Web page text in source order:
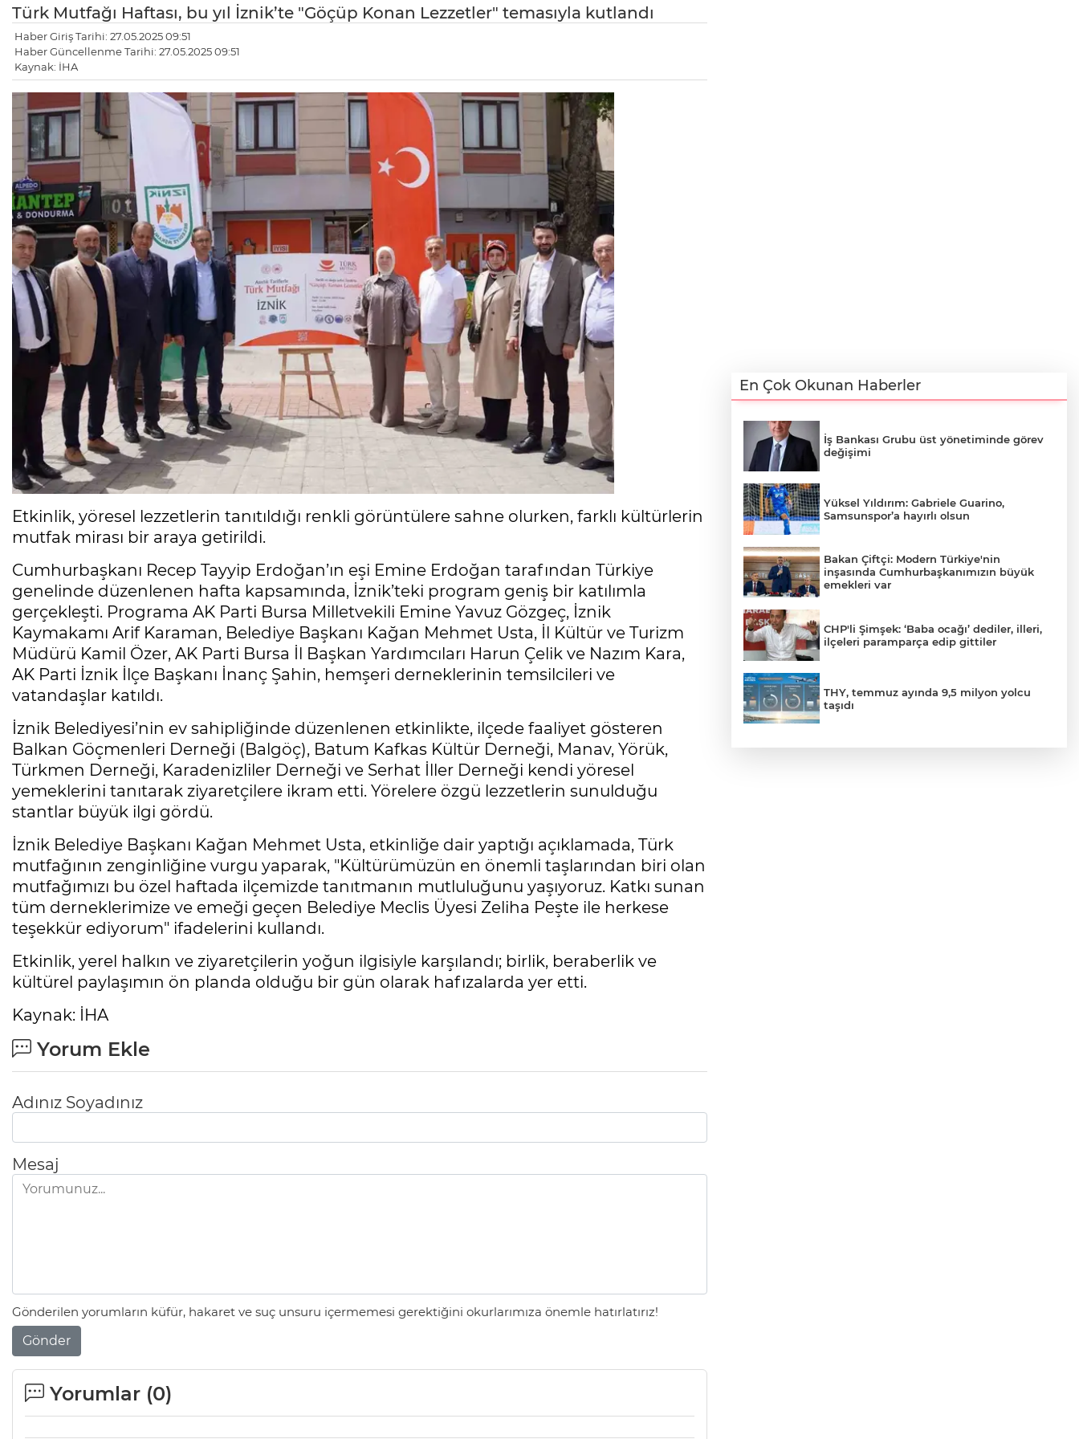
Türk Mutfağı Haftası, bu yıl İznik’te "Göçüp Konan Lezzetler" temasıyla kutlandı
Haber Giriş Tarihi: 27.05.2025 09:51
Haber Güncellenme Tarihi: 27.05.2025 09:51
Kaynak: İHA
Etkinlik, yöresel lezzetlerin tanıtıldığı renkli görüntülere sahne olurken, farklı kültürlerin
mutfak mirası bir araya getirildi.
Cumhurbaşkanı Recep Tayyip Erdoğan’ın eşi Emine Erdoğan tarafından Türkiye
genelinde düzenlenen hafta kapsamında, İznik’teki program geniş bir katılımla
gerçekleşti. Programa AK Parti Bursa Milletvekili Emine Yavuz Gözgeç, İznik
Kaymakamı Arif Karaman, Belediye Başkanı Kağan Mehmet Usta, İl Kültür ve Turizm
Müdürü Kamil Özer, AK Parti Bursa İl Başkan Yardımcıları Harun Çelik ve Nazım Kara,
AK Parti İznik İlçe Başkanı İnanç Şahin, hemşeri derneklerinin temsilcileri ve
vatandaşlar katıldı.
İznik Belediyesi’nin ev sahipliğinde düzenlenen etkinlikte, ilçede faaliyet gösteren
Balkan Göçmenleri Derneği (Balgöç), Batum Kafkas Kültür Derneği, Manav, Yörük,
Türkmen Derneği, Karadenizliler Derneği ve Serhat İller Derneği kendi yöresel
yemeklerini tanıtarak ziyaretçilere ikram etti. Yörelere özgü lezzetlerin sunulduğu
stantlar büyük ilgi gördü.
İznik Belediye Başkanı Kağan Mehmet Usta, etkinliğe dair yaptığı açıklamada, Türk
mutfağının zenginliğine vurgu yaparak, "Kültürümüzün en önemli taşlarından biri olan
mutfağımızı bu özel haftada ilçemizde tanıtmanın mutluluğunu yaşıyoruz. Katkı sunan
tüm derneklerimize ve emeği geçen Belediye Meclis Üyesi Zeliha Peşte ile herkese
teşekkür ediyorum" ifadelerini kullandı.
Etkinlik, yerel halkın ve ziyaretçilerin yoğun ilgisiyle karşılandı; birlik, beraberlik ve
kültürel paylaşımın ön planda olduğu bir gün olarak hafızalarda yer etti.
Kaynak: İHA
Yorum Ekle
Adınız Soyadınız
Mesaj
Gönderilen yorumların küfür, hakaret ve suç unsuru içermemesi gerektiğini okurlarımıza önemle hatırlatırız!
Gönder
Yorumlar (0)
En Çok Okunan Haberler
İş Bankası Grubu üst yönetiminde görev
değişimi
Yüksel Yıldırım: Gabriele Guarino,
Samsunspor’a hayırlı olsun
Bakan Çiftçi: Modern Türkiye'nin
inşasında Cumhurbaşkanımızın büyük
emekleri var
CHP'li Şimşek: ‘Baba ocağı’ dediler, illeri,
ilçeleri paramparça edip gittiler
THY, temmuz ayında 9,5 milyon yolcu
taşıdı